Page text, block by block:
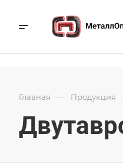
Главная — Продукция